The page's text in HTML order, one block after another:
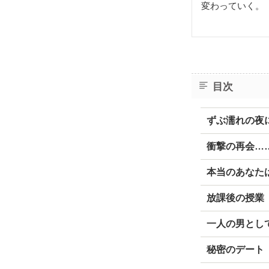
変わっていく。
目次
ずぶ濡れの夜
衝撃の再会
本当のあなた
放課後の授業
一人の男とし
秘密のデート